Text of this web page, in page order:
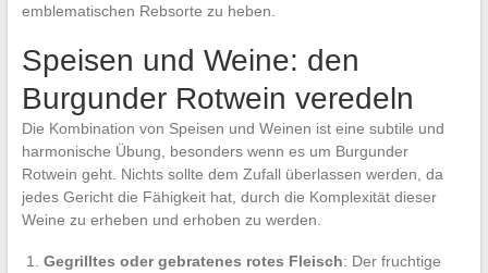
emblematischen Rebsorte zu heben.
Speisen und Weine: den
Burgunder Rotwein veredeln
Die Kombination von Speisen und Weinen ist eine subtile und
harmonische Übung, besonders wenn es um Burgunder
Rotwein geht. Nichts sollte dem Zufall überlassen werden, da
jedes Gericht die Fähigkeit hat, durch die Komplexität dieser
Weine zu erheben und erhoben zu werden.
Gegrilltes oder gebratenes rotes Fleisch: Der fruchtige